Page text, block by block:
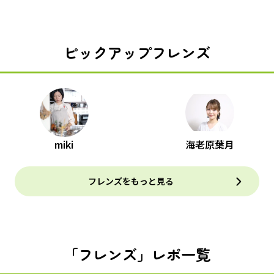
ピックアップフレンズ
miki 海老原葉月
フレンズをもっと見る
「フレンズ」レポ一覧